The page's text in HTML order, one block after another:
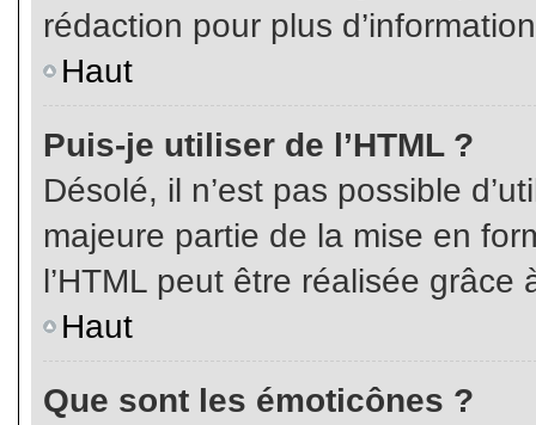
rédaction pour plus
Haut
Puis-je utiliser de l’HTML ?
Désolé, il n’est pas possible
majeure partie de la mise en
l’HTML peut être réalisée grâce
Haut
Que sont les émoticônes ?